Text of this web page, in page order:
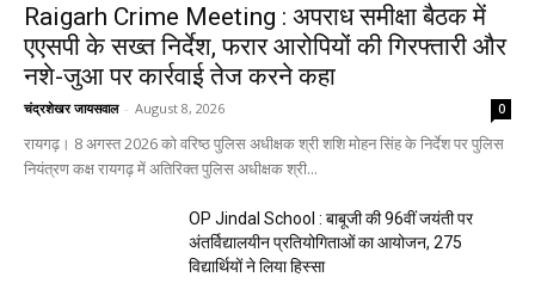
Raigarh Crime Meeting : अपराध समीक्षा बैठक में
एएसपी के सख्त निर्देश, फरार आरोपियों की गिरफ्तारी और
नशे-जुआ पर कार्रवाई तेज करने कहा
चंद्रशेखर जायसवाल - August 8, 2026 0
रायगढ़। 8 अगस्त 2026 को वरिष्ठ पुलिस अधीक्षक श्री शशि मोहन सिंह के निर्देश पर पुलिस
नियंत्रण कक्ष रायगढ़ में अतिरिक्त पुलिस अधीक्षक श्री...
OP Jindal School : बाबूजी की 96वीं जयंती पर
अंतर्विद्यालयीन प्रतियोगिताओं का आयोजन, 275
विद्यार्थियों ने लिया हिस्सा